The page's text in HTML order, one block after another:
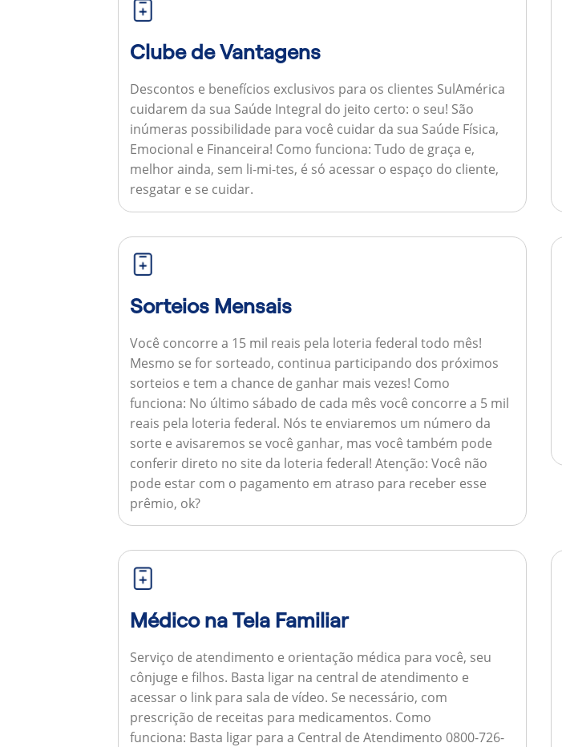
Clube de Vantagens
Descontos e benefícios exclusivos para os clientes SulAmérica
cuidarem da sua Saúde Integral do jeito certo: o seu! São
inúmeras possibilidade para você cuidar da sua Saúde Física,
Emocional e Financeira! Como funciona: Tudo de graça e,
melhor ainda, sem li-mi-tes, é só acessar o espaço do cliente,
resgatar e se cuidar.
Sorteios Mensais
Você concorre a 15 mil reais pela loteria federal todo mês!
Mesmo se for sorteado, continua participando dos próximos
sorteios e tem a chance de ganhar mais vezes! Como
funciona: No último sábado de cada mês você concorre a 5 mil
reais pela loteria federal. Nós te enviaremos um número da
sorte e avisaremos se você ganhar, mas você também pode
conferir direto no site da loteria federal!Atenção: Você não
pode estar com o pagamento em atraso para receber esse
prêmio, ok?
Médico na Tela Familiar
Serviço de atendimento e orientação médica para você, seu
cônjuge e filhos. Basta ligar na central de atendimento e
acessar o link para sala de vídeo. Se necessário, com
prescrição de receitas para medicamentos. Como
funciona: Basta ligar para a Central de Atendimento 0800-726-